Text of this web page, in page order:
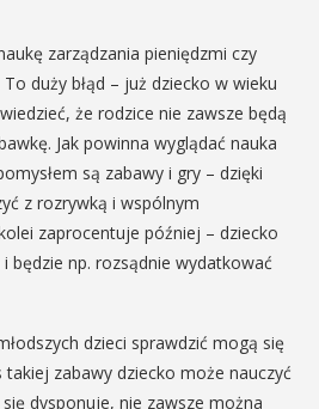
zarządzania pieniędzmi czy
duży błąd – już dziecko w wieku
że rodzice nie zawsze będą
Jak powinna wyglądać nauka
są zabawy i gry – dzięki
z rozrywką i wspólnym
zaprocentuje później – dziecko
będzie np. rozsądnie wydatkować
dzieci sprawdzić mogą się
takiej zabawy dziecko może nauczyć
dysponuje, nie zawsze można